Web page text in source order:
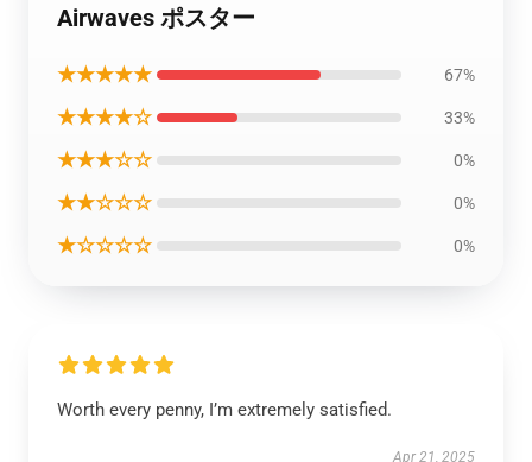
Airwaves ポスター
★★★★★ 67%
★★★★☆ 33%
★★★☆☆ 0%
★★☆☆☆ 0%
★☆☆☆☆ 0%
Worth every penny, I’m extremely satisfied.
Apr 21, 2025